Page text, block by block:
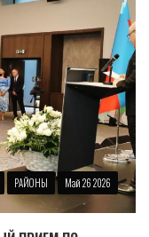
РАЙОНЫ Май 26 2026